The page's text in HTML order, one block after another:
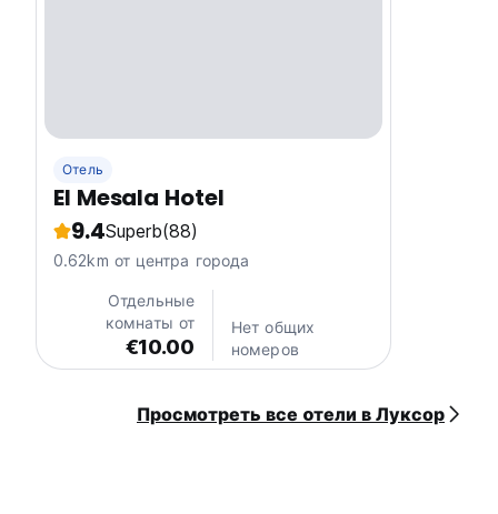
Отель
El Mesala Hotel
9.4Superb(88)
0.62km от центра города
Отдельные
комнаты от
€10.00
Нет общих
номеров
Просмотреть все oтели в Луксор